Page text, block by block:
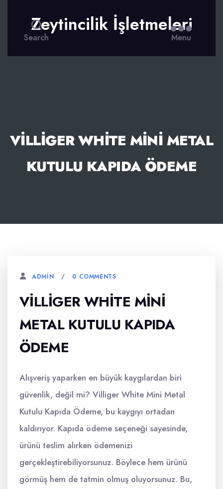
Search
Zeytincilik İşletmeleri
Menu
VILLIGER WHITE MINI METAL
KUTULU KAPIDA ÖDEME
ADMIN 0 COMMENTS
VILLIGER WHITE MINI
METAL KUTULU KAPIDA
ÖDEME
Alışveriş yaparken en büyük kaygılardan biri
güvenlik, değil mi? Villiger White Mini Metal
Kutulu Kapıda Ödeme, bu kaygıyı ortadan
kaldırıyor. Kapıda ödeme seçeneği sayesinde,
ürünü teslim alırken ödemenizi
gerçekleştirebiliyorsunuz. Böylece hem ürünü
görmüş hem de tatmin olmuş oluyorsunuz. Bu,